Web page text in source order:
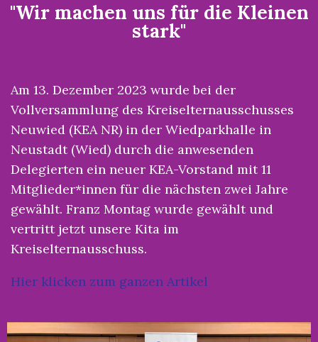
"Wir machen uns für die Kleinen
stark"
Am 13. Dezember 2023 wurde bei der
Vollversammlung des Kreiselternausschusses
Neuwied (KEA NR) in der Wiedparkhalle in
Neustadt (Wied) durch die anwesenden
Delegierten ein neuer KEA-Vorstand mit 11
Mitglieder*innen für die nächsten zwei Jahre
gewählt. Franz Montag wurde gewählt und
vertritt jetzt unsere Kita im
Kreiselternausschuss.
Hier klicken zum ganzen Artikel